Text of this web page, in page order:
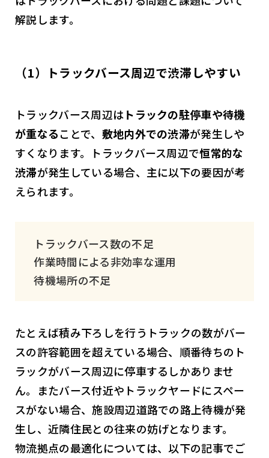
解説します。
（1）トラックバース周辺で渋滞しやすい
トラックバース周辺はトラックの駐停車や待機
が重なることで、 敷地内外での渋滞が発生しや
すくなります。トラックバース周辺で恒常的な
渋滞が発生している場合、主に以下の要因が考
えられます。
トラックバース数の不足
作業時間による非効率な運用
待機場所の不足
たとえば積み下ろしを行うトラックの数がバー
スの許容範囲を超えている場合、順番待ちのト
ラックがバース周辺に停車するしかありませ
ん。またバース付近やトラックヤードにスペー
スがない場合、施設周辺道路での路上待機が発
生し、近隣住民との往来の妨げとなります。
物流拠点の最適化については、以下の記事でご